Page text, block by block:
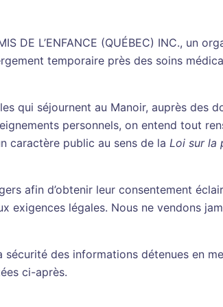
DE L’ENFANCE (QUÉBEC) INC., un
temporaire près des soins
qui séjournent au Manoir, auprès des
personnels, on entend tout
caractère public au sens de la Loi sur la
afin d’obtenir leur consentement
exigences légales. Nous ne vendons
des informations détenues en
ci-après.